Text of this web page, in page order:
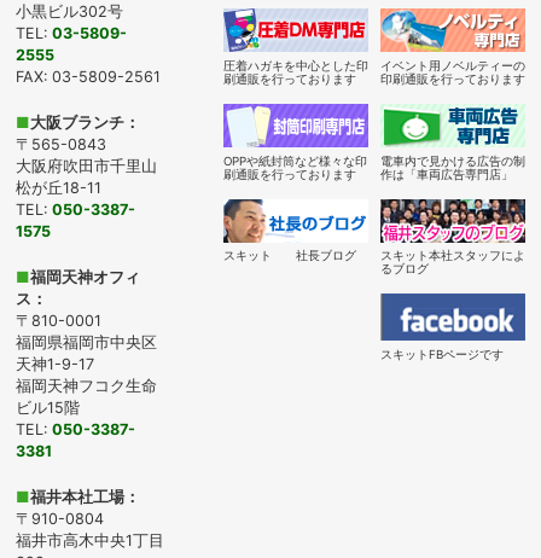
小黒ビル302号
TEL:03-5809-
2555
FAX: 03-5809-2561
■大阪ブランチ：
〒565-0843
大阪府吹田市千里山
松が丘18-11
TEL:050-3387-
1575
■福岡天神オフィ
ス：
〒810-0001
福岡県福岡市中央区
天神1-9-17
福岡天神フコク生命
ビル15階
TEL:050-3387-
3381
■福井本社工場：
〒910-0804
福井市高木中央1丁目
圧着ハガキを中心とした印
刷通販を行っております
イベント用ノベルティーの
印刷通販を行っております
OPPや紙封筒など様々な印
刷通販を行っております
電車内で見かける広告の制
作は「車両広告専門店」
スキット 社長ブログ
スキット本社スタッフによ
るブログ
スキットFBページです